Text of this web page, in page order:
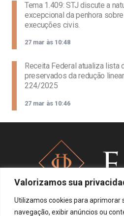
Valorizamos sua
Utilizamos cookies para aprimorar
navegação, exibir anúncios ou
Tema 1.409: STJ discute a
excepcional da penhora
execuções civis.
27 mar às 10:48
Receita Federal atualiza
preservados da redução
224/2025
27 mar às 10:46